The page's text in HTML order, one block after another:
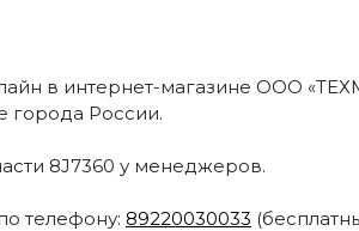
в интернет-магазине ООО
города России.
8J7360 у менеджеров.
телефону: 89220030033